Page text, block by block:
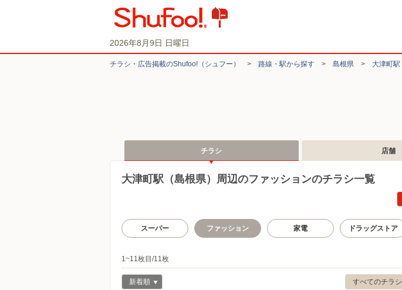
2026年8月9日 日曜日
チラシ・​広告掲載の​Shufoo!​（シュフー） > 路線・駅から探す > 島根県 > 大津町駅
チラシ 店舗
大津町駅（島根県）周辺のファッションのチラシ一覧
スーパー ファッション 家電 ドラッグストア
1~11枚目/11枚
すべてのチラシ
新着順